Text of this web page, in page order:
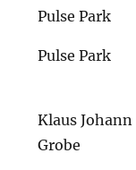
Pulse Park
Pulse Park
Klaus Johann
Grobe